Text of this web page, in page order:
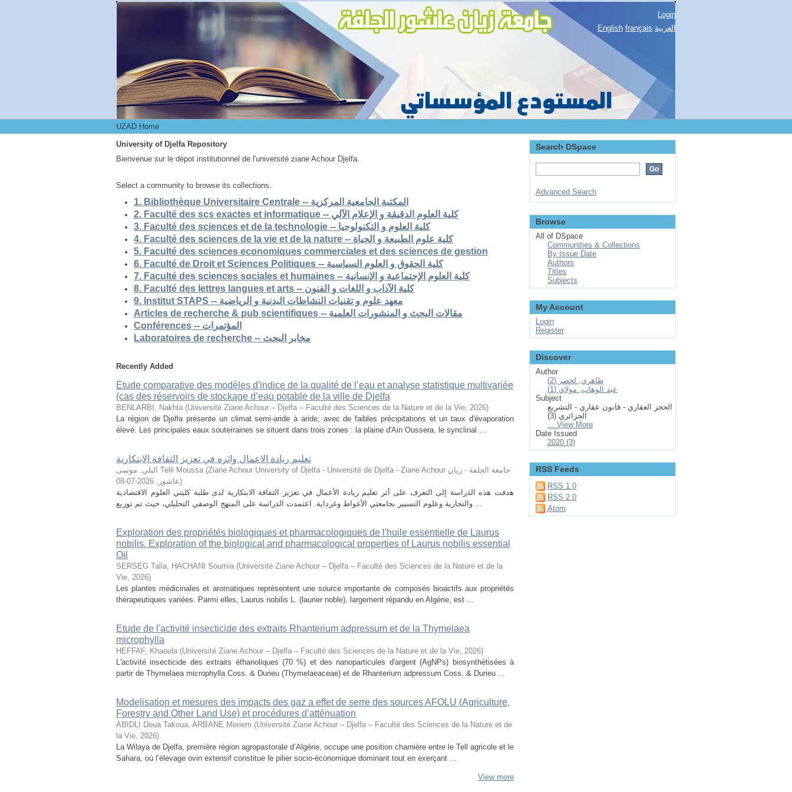
UZAD Home
Login
English français العربية
UZAD Home
University of Djelfa Repository
Bienvenue sur le dépot institutionnel de l'université ziane Achour Djelfa.
Select a community to browse its collections.
1. Bibliothèque Universitaire Centrale -- المكتبة الجامعية المركزية
2. Faculté des scs exactes et informatique -- كلية العلوم الدقيقة و الإعلام الآلي
3. Faculté des sciences et de la technologie -- كلية العلوم و التكنولوجيا
4. Faculté des sciences de la vie et de la nature -- كلية علوم الطبيعة و الحياة
5. Faculté des sciences economiques commerciales et des sciences de gestion
6. Faculté de Droit et Sciences Politiques -- كلية الحقوق و العلوم السياسية
7. Faculté des sciences sociales et humaines -- كلية العلوم الإجتماعية و الإنسانية
8. Faculté des lettres langues et arts -- كلية الآداب و اللغات و الفنون
9. Institut STAPS -- معهد علوم و تقنيات النشاطات البدنية و الرياضية
Articles de recherche & pub scientifiques -- مقالات البحث و المنشورات العلمية
Conférences -- المؤتمرات
Laboratoires de recherche -- مخابر البحث
Recently Added
Étude comparative des modèles d'indice de la qualité de l’eau et analyse statistique multivariée
(cas des réservoirs de stockage d’eau potable de la ville de Djelfa
BENLARBI, Nakhla (Université Ziane Achour – Djelfa – Faculté des Sciences de la Nature et de la Vie, 2026)
La région de Djelfa présente un climat semi-aride à aride, avec de faibles précipitations et un taux d'évaporation
élevé. Les principales eaux souterraines se situent dans trois zones : la plaine d'Ain Oussera, le synclinal ...
تعليم ريادة الاعمال واثره في تعزيز الثقافة الابتكارية
التلي, موسى Telli Moussa (Ziane Achour University of Djelfa - Université de Djelfa - Ziane Achour جامعة الجلفة - زيان
عاشور ,
2026-07-08
)
هدفت هذه الدراسة إلى التعرف على أثر تعليم ريادة الأعمال في تعزيز الثقافة الابتكارية لدى طلبة كليتي العلوم الاقتصادية
والتجارية وعلوم التسيير بجامعتي الأغواط وغرداية. اعتمدت الدراسة على المنهج الوصفي التحليلي، حيث تم توزيع ...
Exploration des propriétés biologiques et pharmacologiques de l'huile essentielle de Laurus
nobilis. Exploration of the biological and pharmacological properties of Laurus nobilis essential
Oil
SERSEG Talia, HACHANI Soumia (Université Ziane Achour – Djelfa – Faculté des Sciences de la Nature et de la
Vie, 2026)
Les plantes médicinales et aromatiques représentent une source importante de composés bioactifs aux propriétés
thérapeutiques variées. Parmi elles, Laurus nobilis L. (laurier noble), largement répandu en Algérie, est ...
Etude de l'activité insecticide des extraits Rhanterium adpressum et de la Thymelaea
microphylla
HEFFAF, Khaoula (Université Ziane Achour – Djelfa – Faculté des Sciences de la Nature et de la Vie, 2026)
L'activité insecticide des extraits éthanoliques (70 %) et des nanoparticules d'argent (AgNPs) biosynthétisées à
partir de Thymelaea microphylla Coss. & Durieu (Thymelaeaceae) et de Rhanterium adpressum Coss. & Durieu ...
Modelisation et mesures des impacts des gaz a effet de serre des sources AFOLU (Agriculture,
Forestry and Other Land Use) et procédures d’atténuation
ABIDLI Doua Takoua, ARBANE Meriem (Université Ziane Achour – Djelfa – Faculté des Sciences de la Nature et de
la Vie, 2026)
La Wilaya de Djelfa, première région agropastorale d’Algérie, occupe une position charnière entre le Tell agricole et le
Sahara, où l’élevage ovin extensif constitue le pilier socio-économique dominant tout en exerçant ...
View more
Search DSpace
Advanced Search
Browse
All of DSpace
Communities & Collections
By Issue Date
Authors
Titles
Subjects
My Account
Login
Register
Discover
Author
طاهري, لخضر (2)
عبد الوهاب, مولاي (1)
Subject
الحجز العقاري - قانون عقاري - التشريع
الجزائري (3)
... View More
Date Issued
2020 (3)
RSS Feeds
RSS 1.0
RSS 2.0
Atom